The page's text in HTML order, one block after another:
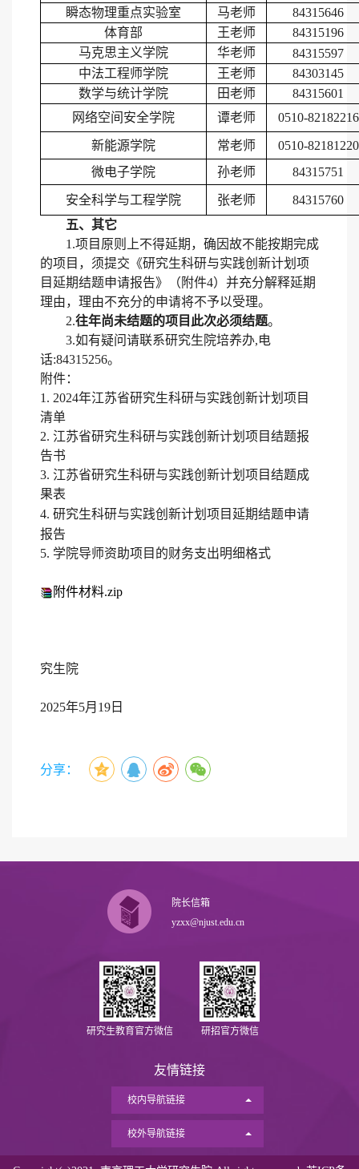
瞬态物理重点实验室
马老师
84315646
体育部
王老师
84315196
马克思主义学院
华老师
84315597
中法工程师学院
王老师
84303145
数学与统计学院
田老师
84315601
网络空间安全学院
谭老师 0510-82182216
新能源学院 常老师
0510-82181220
微电子学院
孙老师 84315751
安全科学与工程学院 张老师
84315760
五、其它
1.项目原则上不得延期，确因故不能按期完成
的项目，须提交《研究生科研与实践创新计划项
目延期结题申请报告》（附件4）并充分解释延期
理由，理由不充分的申请将不予以受理。
2.往年尚未结题的项目此次必须结题。
3.如有疑问请联系研究生院培养办,电
话:84315256。
附件：
1. 2024年江苏省研究生科研与实践创新计划项目
清单
2. 江苏省研究生科研与实践创新计划项目结题报
告书
3. 江苏省研究生科研与实践创新计划项目结题成
果表
4. 研究生科研与实践创新计划项目延期结题申请
报告
5. 学院导师资助项目的财务支出明细格式
附件材料.zip
究生院
2025年5月 19 日
分享：
院长信箱
yzxx@njust.edu.cn
研究生教育官方微信 研招官方微信
友情链接
校内导航链接
校外导航链接